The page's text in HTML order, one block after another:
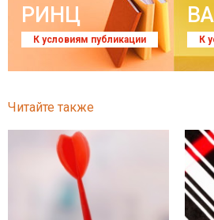
РИНЦ
К условиям публикации К
Читайте также